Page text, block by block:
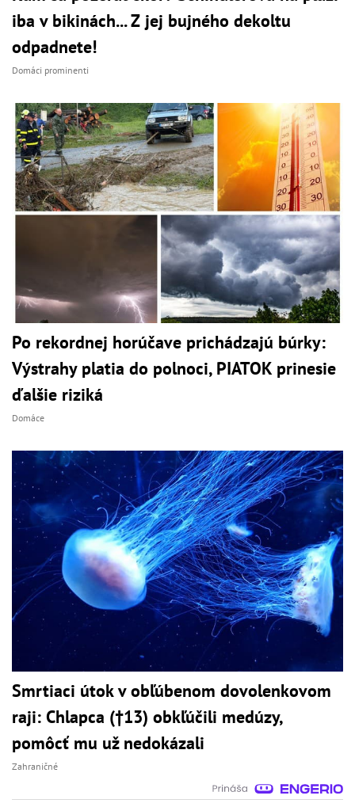
iba v bikinách... Z jej bujného dekoltu
odpadnete!
Domáci prominenti
Po rekordnej horúčave prichádzajú búrky:
Výstrahy platia do polnoci, PIATOK prinesie
ďalšie riziká
Domáce
Smrtiaci útok v obľúbenom dovolenkovom
raji: Chlapca (†13) obkľúčili medúzy,
pomôcť mu už nedokázali
Zahraničné